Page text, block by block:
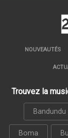
NOUVEAUTÉS
Trouvez la
Bandundu
Boma